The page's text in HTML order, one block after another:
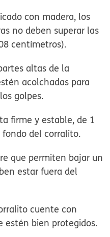
con madera, los
no deben superar las
centímetros).
altas de la
acolchadas para
golpes.
firme y estable, de 1
del corralito.
que permiten bajar un
estar fuera del
cuente con
estén bien protegidos.